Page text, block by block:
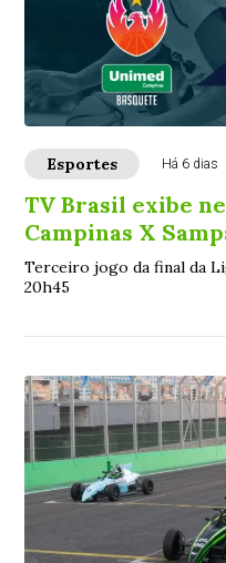
Esportes Há 6 dias
TV Brasil exibe
Campinas X
Terceiro jogo da final da
20h45